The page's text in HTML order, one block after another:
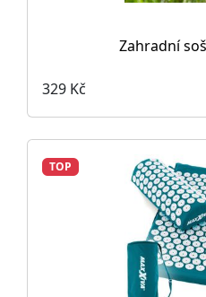
Zahradní
329 Kč
TOP